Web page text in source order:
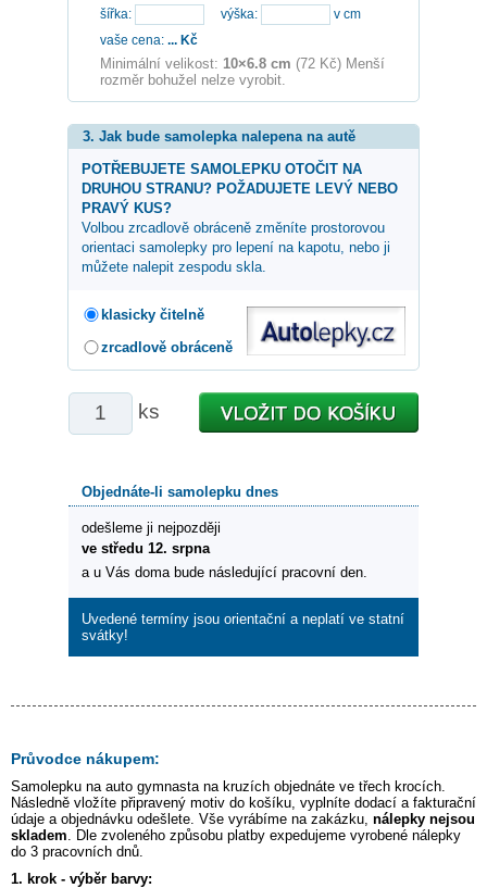
šířka:
výška:
v cm
vaše cena: ... Kč
Minimální velikost: 10×6.8 cm (72 Kč) Menší
rozměr bohužel nelze vyrobit.
3. Jak bude samolepka nalepena na autě
POTŘEBUJETE SAMOLEPKU OTOČIT NA
DRUHOU STRANU? POŽADUJETE LEVÝ NEBO
PRAVÝ KUS?
Volbou zrcadlově obráceně změníte prostorovou
orientaci samolepky pro lepení na kapotu, nebo ji
můžete nalepit zespodu skla.
klasicky čitelně
zrcadlově obráceně
ks
Objednáte-li samolepku dnes
odešleme ji nejpozději
ve středu 12. srpna
a u Vás doma bude následující pracovní den.
Uvedené termíny jsou orientační a neplatí ve statní
svátky!
Průvodce nákupem:
Samolepku na auto gymnasta na kruzích objednáte ve třech krocích.
Následně vložíte připravený motiv do košíku, vyplníte dodací a fakturační
údaje a objednávku odešlete. Vše vyrábíme na zakázku, nálepky nejsou
skladem. Dle zvoleného způsobu platby expedujeme vyrobené nálepky
do 3 pracovních dnů.
1. krok - výběr barvy: